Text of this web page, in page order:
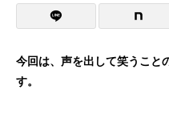
働き続けるための土台
今回は、声を出して笑うこと
す。